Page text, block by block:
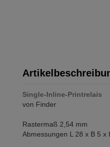
Single-Inline-Printrelais
von Finder
Rastermaß 2,54 mm
Abmessungen L 28 x B 5 x